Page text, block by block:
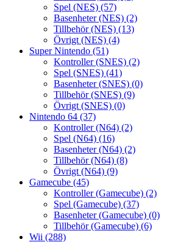
Spel (NES) (57)
Basenheter (NES) (2)
Tillbehör (NES) (13)
Övrigt (NES) (4)
Super Nintendo (51)
Kontroller (SNES) (2)
Spel (SNES) (41)
Basenheter (SNES) (0)
Tillbehör (SNES) (9)
Övrigt (SNES) (0)
Nintendo 64 (37)
Kontroller (N64) (2)
Spel (N64) (16)
Basenheter (N64) (2)
Tillbehör (N64) (8)
Övrigt (N64) (9)
Gamecube (45)
Kontroller (Gamecube) (2)
Spel (Gamecube) (37)
Basenheter (Gamecube) (0)
Tillbehör (Gamecube) (6)
Wii (288)